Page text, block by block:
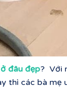
đâu đẹp? Với
các bà mẹ